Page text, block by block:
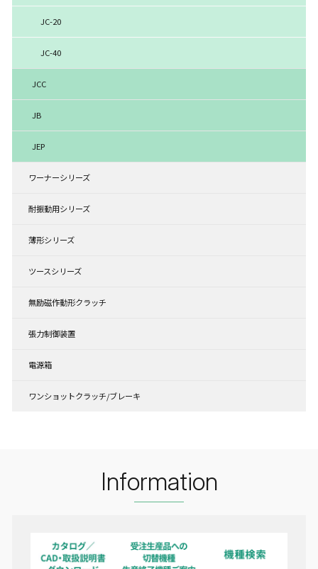
JC-20
JC-40
JCC
JB
JEP
ワーナーシリーズ
耐振動用シリーズ
薄形シリーズ
ツースシリーズ
無励磁作動形クラッチ
張力制御装置
電源箱
ワンショットクラッチ/ブレーキ
Information